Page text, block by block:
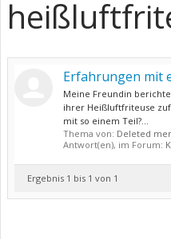
Erfahrungen mit
Meine Freundin
ihrer Heißluftfriteuse
mit so einem Teil?...
Thema von: Deleted
Antwort(en), im Forum:
Ergebnis 1 bis 1 von 1